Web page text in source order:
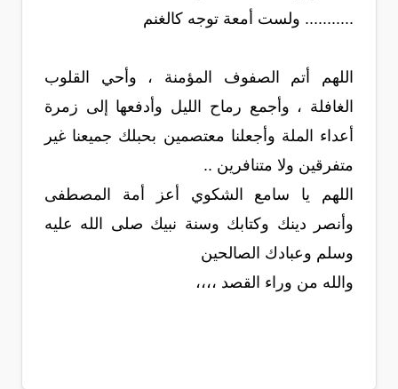
........... ولست أمعة توجه كالغنم
اللهم أتم الصفوف المؤمنة ، وأحي القلوب
الغافلة ، وأجمع رماح الليل وأدفعها إلى زمرة
أعداء الملة وأجعلنا معتصمين بحبلك جميعنا غير
متفرقين ولا متنافرين ..
اللهم يا سامع الشكوي أعز أمة المصطفى
وأنصر دينك وكتابك وسنة نبيك صلى الله عليه
وسلم وعبادك الصالحين
والله من وراء القصد ،،،،